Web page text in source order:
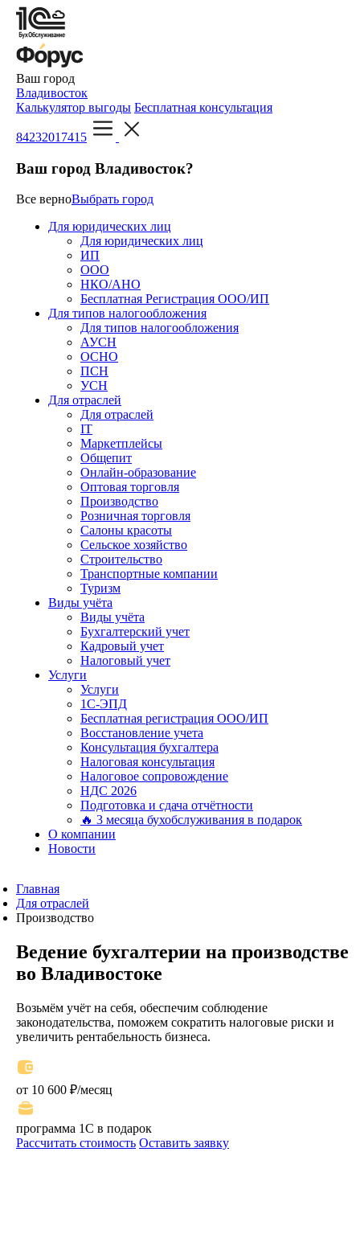
Ваш город
Владивосток
Калькулятор выгоды Бесплатная консультация
84232017415
Ваш город Владивосток?
Все верноВыбрать город
Для юридических лиц
Для юридических лиц
ИП
ООО
НКО/АНО
Бесплатная Регистрация ООО/ИП
Для типов налогообложения
Для типов налогообложения
АУСН
ОСНО
ПСН
УСН
Для отраслей
Для отраслей
IT
Маркетплейсы
Общепит
Онлайн-образование
Оптовая торговля
Производство
Розничная торговля
Салоны красоты
Сельское хозяйство
Строительство
Транспортные компании
Туризм
Виды учёта
Виды учёта
Бухгалтерский учет
Кадровый учет
Налоговый учет
Услуги
Услуги
1С-ЭПД
Бесплатная регистрация ООО/ИП
Восстановление учета
Консультация бухгалтера
Налоговая консультация
Налоговое сопровождение
НДС 2026
Подготовка и сдача отчётности
🔥 3 месяца бухобслуживания в подарок
О компании
Новости
Главная
Для отраслей
Производство
Ведение бухгалтерии на производстве
во Владивостоке
Возьмём учёт на себя, обеспечим соблюдение
законодательства, поможем сократить налоговые риски и
увеличить рентабельность бизнеса.
от 10 600 ₽/месяц
программа 1С в подарок
Рассчитать стоимость Оставить заявку